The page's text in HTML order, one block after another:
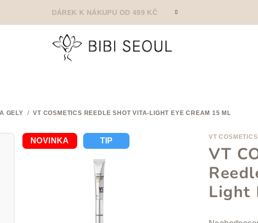
DÁREK K NÁKUPU OD 499 KČ
GELY / VT COSMETICS REEDLE SHOT VITA-LIGHT EYE CREAM 15 ML
VT COSMETICS
VT
Light
NOVINKA TIP